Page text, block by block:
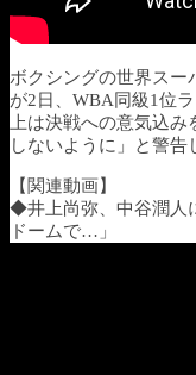
ボクシングの世界スー
が2日、WBA同級1位
上は決戦への意気込
しないように」と警告
【関連動画】
◆井上尚弥、中谷潤人
ドームで…」